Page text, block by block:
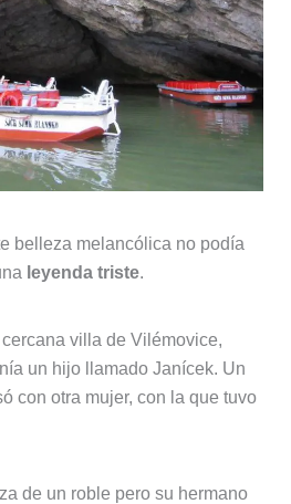
belleza melancólica no podía
leyenda triste.
villa de Vilémovice,
un hijo llamado Janícek. Un
con otra mujer, con la que tuvo
de un roble pero su hermano